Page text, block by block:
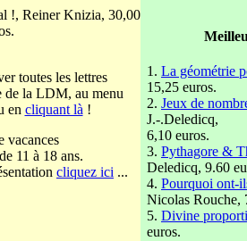
!, Reiner Knizia, 30,00
toutes les lettres
de la LDM, au menu
en cliquant là !
vacances
11 à 18 ans.
cliquez ici ...
1. La géométrie
15,25 euros.
2. Jeux de
J.-.Deledicq,
6,10 euros.
3. Pythagore &
Deledicq, 9.60
4. Pourquoi ont-
Nicolas Rouche,
5. Divine
euros.